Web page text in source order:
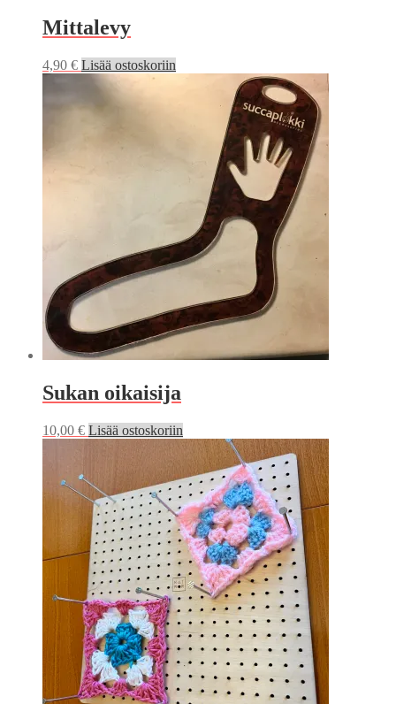
Mittalevy
4,90 € Lisää ostoskoriin
Sukan oikaisija
10,00 € Lisää ostoskoriin